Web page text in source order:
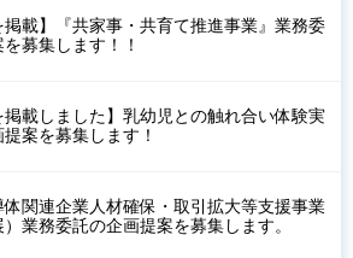
掲載】『共家事・共育て推進事業』業務委
募集します！！
掲載しました】乳幼児との触れ合い体験実
案を募集します！
体関連企業人材確保・取引拡大等支援事業
）業務委託の企画提案を募集します。